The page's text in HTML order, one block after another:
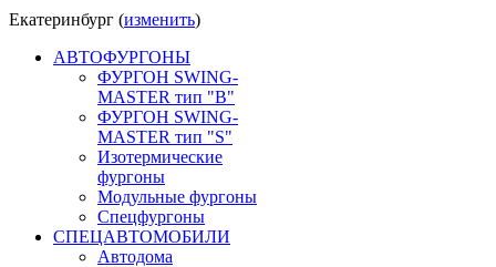
Екатеринбург (изменить)
АВТОФУРГОНЫ
ФУРГОН SWING-
MASTER тип "B"
ФУРГОН SWING-
MASTER тип "S"
Изотермические
фургоны
Модульные фургоны
Спецфургоны
СПЕЦАВТОМОБИЛИ
Автодома